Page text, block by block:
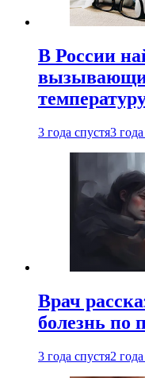
В России
3 года спустя3
Врач
болезнь по
3 года спустя2